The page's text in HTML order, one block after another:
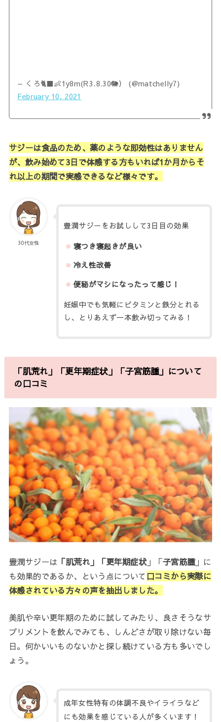
— くろ🐈‍⬛👶1y8m(R3.8.30🐘） (@matchelly7)
February 10, 2021
サジーは食品のため、薬のような即効性はありません
が、飲み始めて3日で体感する方もいれば1か月からそ
れ以上の期間で実感できるなど様々です。
30代女性
豊潤サジーをお試しして3日目の効果
寝つき寝起きが良い
冷え性改善
便秘がマシになったって感じ！
妊娠中でも気軽にビタミンと鉄分とれる
し、とりあえず一本飲み切ってみる！
「肌荒れ」「更年期症状」「子宮筋腫」について
の口コミ
豊潤サジーは 「肌荒れ」「更年期症状」「子宮筋腫」に
も効果的であるか、という点について 口コミから実際に
体感されている方々の声を抽出しました。
美肌や辛い更年期のために試してみたり、良さそうなサ
プリメントを飲んでみても、しんどさが取り除けない毎
日。何かいいものないかと探し続けている方も多いでし
ょう。
成年女性特有の体調不良やイライラなど
にも効果を感じている人が多くいます！